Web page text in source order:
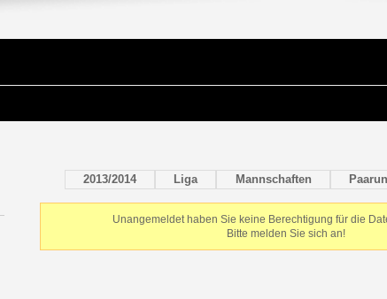
2013/2014 Liga Mannschaften
Unangemeldet haben Sie keine Berechtigung für die
Bitte melden Sie sich an!